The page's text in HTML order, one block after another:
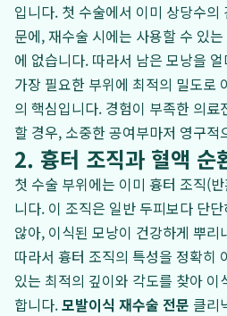
입니다. 첫 수술에서 이미 상당수의
문에, 재수술 시에는 사용할 수 있
에 없습니다. 따라서 남은 모낭을
가장 필요한 부위에 최적의 밀도로
의 핵심입니다. 경험이 부족한 의
할 경우, 소중한 공여부마저 영구
2. 흉터 조직과 혈액 순
첫 수술 부위에는 이미 흉터 조직(
니다. 이 조직은 일반 두피보다 단
않아, 이식된 모낭이 건강하게 뿌
따라서 흉터 조직의 특성을 정확히
있는 최적의 깊이와 각도를 찾아
합니다.모발이식 재수술 전문 클리